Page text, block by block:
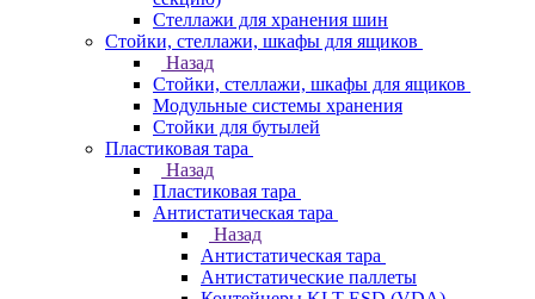
Стеллажи для хранения шин
Стойки, стеллажи, шкафы для ящиков
Назад
Стойки, стеллажи, шкафы для ящиков
Модульные системы хранения
Стойки для бутылей
Пластиковая тара
Назад
Пластиковая тара
Антистатическая тара
Назад
Антистатическая тара
Антистатические паллеты